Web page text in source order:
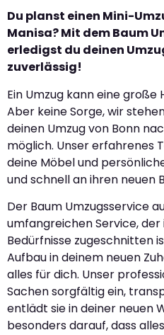
Du planst einen Mini-
Manisa? Mit dem Baum
erledigst du deinen
zuverlässig!
Ein Umzug kann eine große
Aber keine Sorge, wir
deinen Umzug von Bonn
möglich. Unser erfahrenes
deine Möbel und
und schnell an ihren neuen
Der Baum Umzugsservice
umfangreichen Service, der
Bedürfnisse zugeschnitten
Aufbau in deinem neuen
alles für dich. Unser
Sachen sorgfältig ein,
entlädt sie in deiner neuen
besonders darauf, dass